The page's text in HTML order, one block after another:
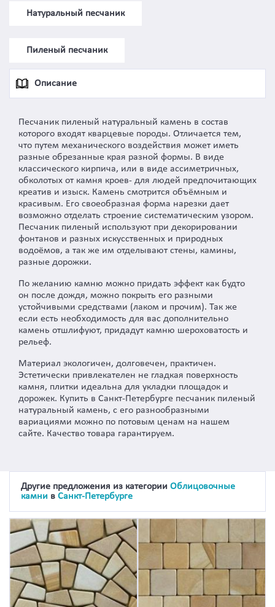
Натуральный песчаник
Пиленый песчаник
Описание
Песчаник пиленый натуральный камень в состав
которого входят кварцевые породы. Отличается тем,
что путем механического воздействия может иметь
разные обрезанные края разной формы. В виде
классического кирпича, или в виде ассиметричных,
обколотых от камня кроев- для людей предпочитающих
креатив и изыск. Камень смотрится объёмным и
красивым. Его своеобразная форма нарезки дает
возможно отделать строение систематическим узором.
Песчаник пиленый используют при декорировании
фонтанов и разных искусственных и природных
водоёмов, а так же им отделывают стены, камины,
разные дорожки.
По желанию камню можно придать эффект как будто
он после дождя, можно покрыть его разными
устойчивыми средствами (лаком и прочим). Так же
если есть необходимость для вас дополнительно
камень отшлифуют, придадут камню шероховатость и
рельеф.
Материал экологичен, долговечен, практичен.
Эстетически привлекателен не гладкая поверхность
камня, плитки идеальна для укладки площадок и
дорожек. Купить в Санкт-Петербурге песчаник пиленый
натуральный камень, с его разнообразными
вариациями можно по потовым ценам на нашем
сайте. Качество товара гарантируем.
Другие предложения из категории Облицовочные
камни в Санкт-Петербурге